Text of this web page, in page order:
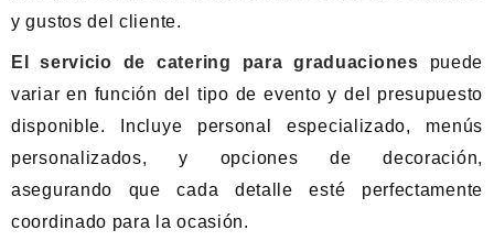
y gustos del cliente.
El servicio de catering para graduaciones puede
variar en función del tipo de evento y del presupuesto
disponible. Incluye personal especializado, menús
personalizados, y opciones de decoración,
asegurando que cada detalle esté perfectamente
coordinado para la ocasión.